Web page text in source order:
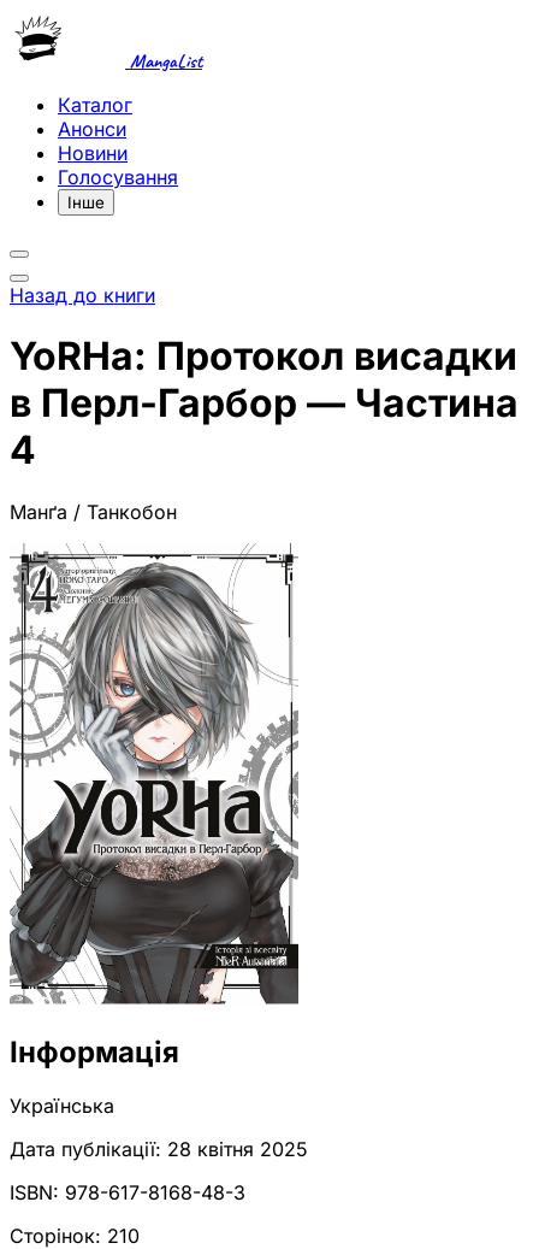
MangaList
Каталог
Анонси
Новини
Голосування
Інше
Назад до книги
YoRHa: Протокол висадки
в Перл-Гарбор — Частина
4
Манґа / Танкобон
Інформація
Українська
Дата публікації: 28 квітня 2025
ISBN: 978-617-8168-48-3
Сторінок: 210